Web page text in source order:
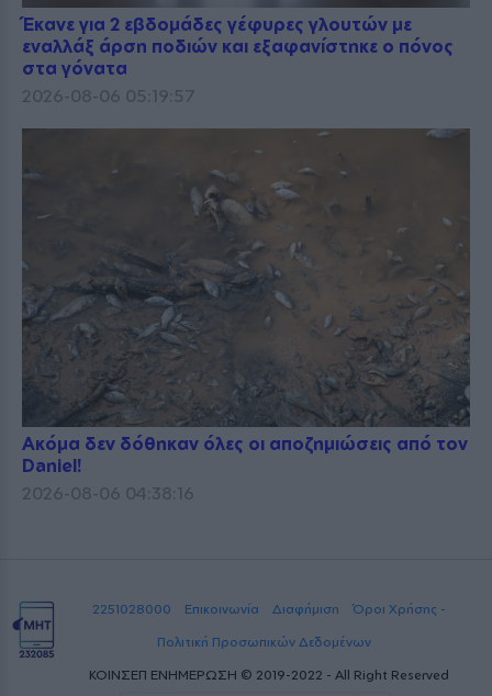
Έκανε για 2 εβδομάδες γέφυρες γλουτών με
εναλλάξ άρση ποδιών και εξαφανίστηκε ο πόνος
στα γόνατα
2026-08-06 05:19:57
Ακόμα δεν δόθηκαν όλες οι αποζημιώσεις από τον
Daniel!
2026-08-06 04:38:16
2251028000 Επικοινωνία Διαφήμιση
Όροι Χρήσης -
Πολιτική Προσωπικών Δεδομένων
ΚΟΙΝΣΕΠ ΕΝΗΜΕΡΩΣΗ © 2019-2022 - All Right Reserved